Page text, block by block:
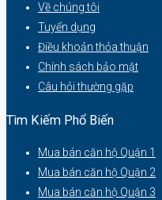
Về chúng tôi
Tuyển dụng
Điều khoản thỏa thuận
Chính sách bảo mật
Câu hỏi thường gặp
Tìm Kiếm Phổ Biến
Mua bán căn hộ Quận 1
Mua bán căn hộ Quận 2
Mua bán căn hộ Quận 3